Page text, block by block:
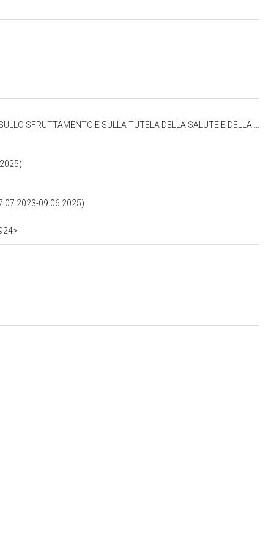
SICUREZZA NEI LUOGHI DI LAVORO PUBBLICI E PRIVATI, NAIKE GRUPPIONI (27.06.2023-05.06.2025)
09.06.2025)